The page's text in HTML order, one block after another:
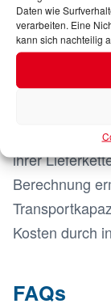
Daten wie
verarbeiten. Eine
kann sich nachteilig
Durch die
Unternehmen
ihrer
Berechnung
Kosten durch
FAQs